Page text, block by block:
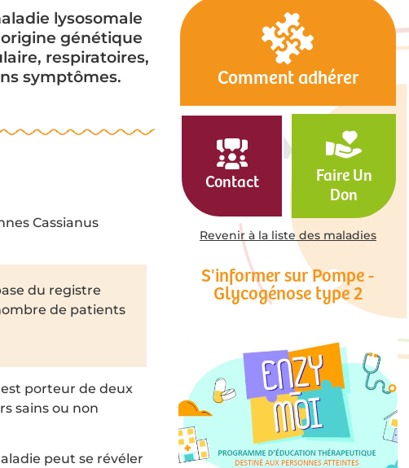
lysosomale
génétique
respiratoires,
symptômes.
Cassianus
du registre
de patients
porteur de deux
sains ou non
peut se révéler
Comment adhérer
Contact
Faire Un
Don
Revenir à la liste des maladies
S'informer sur Pompe -
Glycogénose type 2